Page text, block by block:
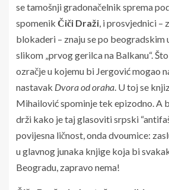
se tamošnji gradonačelnik sprema
spomenik Čiči Draži, i prosvjednici –
blokaderi – znaju se po beogradskim
slikom „prvog gerilca na Balkanu“.
ozračje u kojemu bi Jergović mogao
nastavak Dvora od oraha. U toj se
Mihailović spominje tek epizodno. A
drži kako je taj glasoviti srpski
povijesna ličnost, onda dvoumice:
u glavnog junaka knjige koja bi
Beogradu, zapravo nema!